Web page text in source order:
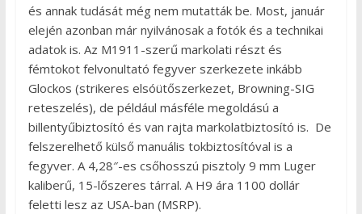
és annak tudását még nem mutatták be. Most, január
elején azonban már nyilvánosak a fotók és a technikai
adatok is. Az M1911-szerű markolati részt és
fémtokot felvonultató fegyver szerkezete inkább
Glockos (strikeres elsóütőszerkezet, Browning-SIG
reteszelés), de például másféle megoldású a
billentyűbiztosító és van rajta markolatbiztosító is. De
felszerelhető külső manuális tokbiztosítóval is a
fegyver. A 4,28″-es csőhosszú pisztoly 9 mm Luger
kaliberű, 15-lőszeres tárral. A H9 ára 1100 dollár
feletti lesz az USA-ban (MSRP).